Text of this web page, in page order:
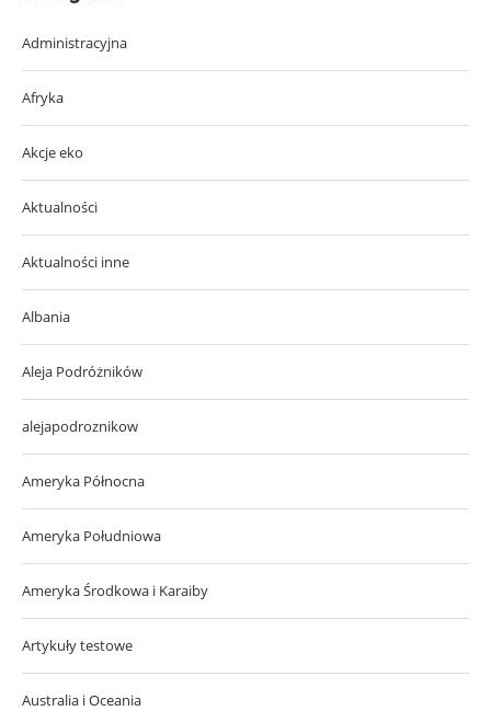
Administracyjna
Afryka
Akcje eko
Aktualności
Aktualności inne
Albania
Aleja Podróżników
alejapodroznikow
Ameryka Północna
Ameryka Południowa
Ameryka Środkowa i Karaiby
Artykuły testowe
Australia i Oceania